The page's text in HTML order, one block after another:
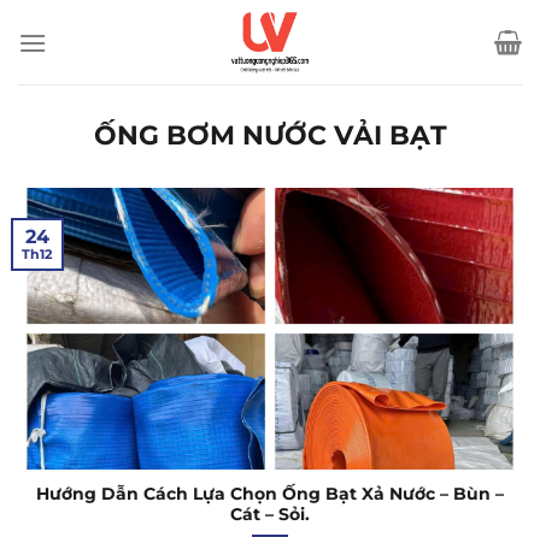
qua
ỐNG BƠM NƯỚC VẢI BẠT
Hướng Dẫn Cách Lựa Chọn Ống Bạt Xả Nước – Bùn –
Cát – Sỏi.
24
Th12